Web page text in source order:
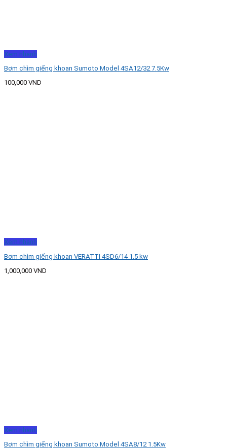
Xem nhanh
Bơm chìm giếng khoan Sumoto Model 4SA12/32 7.5Kw
100,000 VND
Xem nhanh
Bơm chìm giếng khoan VERATTI 4SD6/14 1.5 kw
1,000,000 VND
Xem nhanh
Bơm chìm giếng khoan Sumoto Model 4SA8/12 1.5Kw